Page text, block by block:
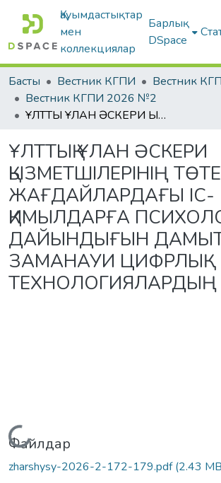
Қауымдастықтар
мен
коллекциялар
Барлық
DSpace
Басты Вестник КГПИ
Вестник
Вестник КГПИ 2026 №2
ҰЛТТЫҚ ҰЛАН ӘСКЕРИ ҚЫЗМЕТШІЛЕРІНІҢ ТӨТЕНШЕ ЖАҒДАЙЛАРДАҒЫ ІС-ҚИМЫЛДАРҒА ПСИХОЛОГИЯЛЫҚ ДАЙЫНДЫҒЫН ДАМЫТУДАҒЫ ЗАМАНАУИ ЦИФРЛЫҚ ТЕХНОЛОГИЯЛАРДЫҢ РӨЛІ
ҰЛТТЫҚ ҰЛАН ӘСКЕРИ
ҚЫЗМЕТШІЛЕРІНІҢ
ЖАҒДАЙЛАРДАҒЫ ІС-
ҚИМЫЛДАРҒА
ДАЙЫНДЫҒЫН
ЗАМАНАУИ ЦИФРЛЫҚ
ТЕХНОЛОГИЯЛАРДЫҢ
Жүктеу...
Файлдар
zharshysy-2026-2-172-179.pdf(2.43